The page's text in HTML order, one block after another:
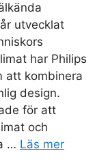
utvecklat
har Philips
att kombinera
design.
för att
och
… Läs mer